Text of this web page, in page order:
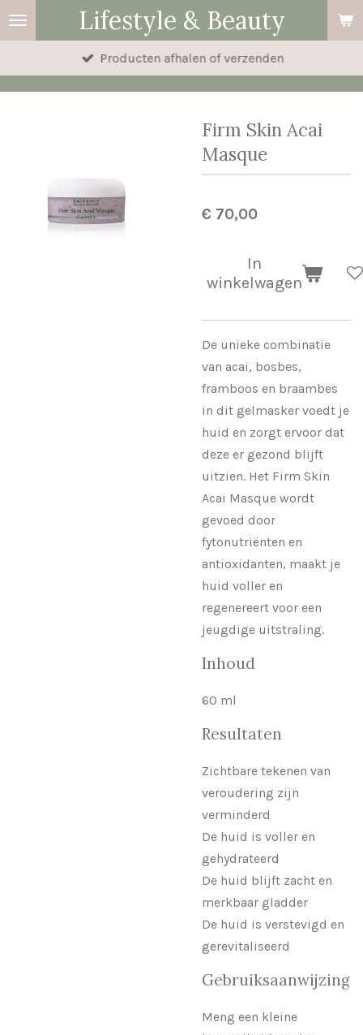
Ga
direct
Lifestyle & Beauty
Producten afhalen of verzenden
Firm Skin Acai
Masque
€ 70,00
In
winkelwagen
De unieke combinatie
van acai, bosbes,
framboos en braambes
in dit gelmasker voedt je
huid en zorgt ervoor dat
deze er gezond blijft
uitzien. Het Firm Skin
Acai Masque wordt
gevoed door
fytonutriënten en
antioxidanten, maakt je
huid voller en
regenereert voor een
jeugdige uitstraling.
Inhoud
60 ml
Resultaten
Zichtbare tekenen van
veroudering zijn
verminderd
De huid is voller en
gehydrateerd
De huid blijft zacht en
merkbaar gladder
De huid is verstevigd en
gerevitaliseerd
Gebruiksaanwijzing
Meng een kleine